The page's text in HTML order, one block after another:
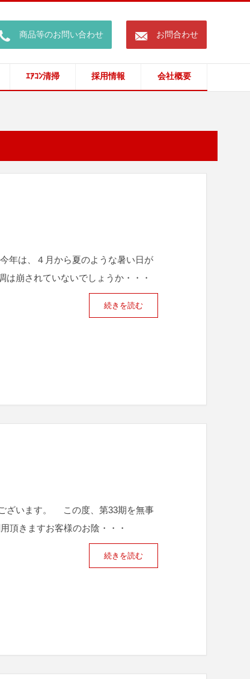
商品等のお問い合わせ mail お問合わせ
ｴｱｺﾝ清掃 採用情報 会社概要
年は、４月から夏のような暑い日が
崩されていないでしょうか・・・
続きを読む
ざいます。 この度、第33期を無事
頂きますお客様のお陰・・・
続きを読む